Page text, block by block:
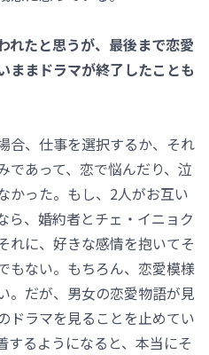
たと思うが、最後まで恋愛
ままドラマが終了したことも
合、仕事を選択するか、それ
であって、恋で悩んだり、泣
かった。もし、2人がお互い
ら、婚約者とチェ・イニョク
れに、好きな感情を抱いてそ
もない。もちろん、恋愛模様
。だが、男女の恋愛物語が見
ドラマを見ることを止めてい
するようになると、本当にそ